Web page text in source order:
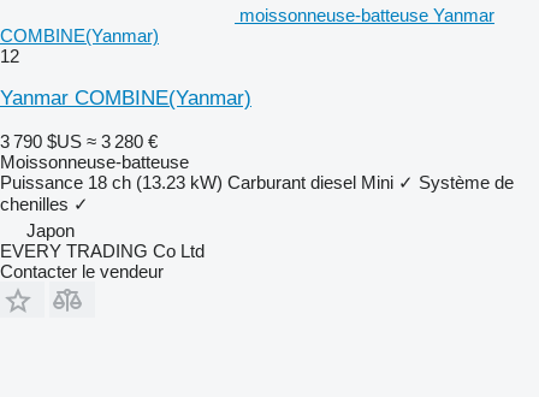
moissonneuse-batteuse Yanmar
COMBINE(Yanmar)
12
Yanmar COMBINE(Yanmar)
3 790 $US ≈ 3 280 €
Moissonneuse-batteuse
Puissance 18 ch (13.23 kW) Carburant diesel Mini ✓ Système de
chenilles ✓
Japon
EVERY TRADING Co Ltd
Contacter le vendeur